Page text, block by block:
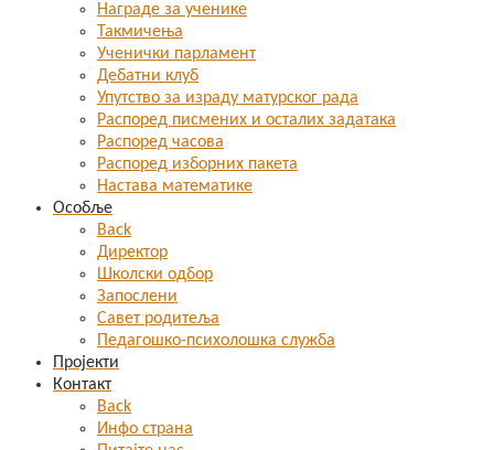
Награде за ученике
Такмичења
Ученички парламент
Дебатни клуб
Упутство за израду матурског рада
Распоред писмених и осталих задатака
Распоред часова
Распоред изборних пакета
Настава математике
Особље
Back
Директор
Школски одбор
Запослени
Савет родитеља
Педагошко-психолошка служба
Пројекти
Контакт
Back
Инфо страна